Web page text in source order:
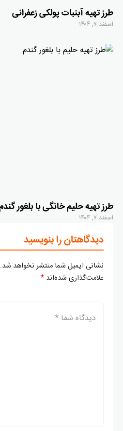
طرز تهیه آبنبات پولکی زعفرانی
اسفند ۷, ۱۴۰۴
طرز تهیه حلیم خانگی با بلغور
اسفند ۷, ۱۴۰۴
دیدگاهتان را بنویسید
نشانی ایمیل شما منتشر نخواهد شد.
علامت‌گذاری شده‌اند *